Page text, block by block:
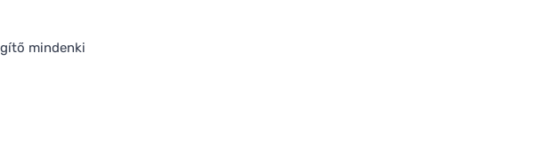
mindenki